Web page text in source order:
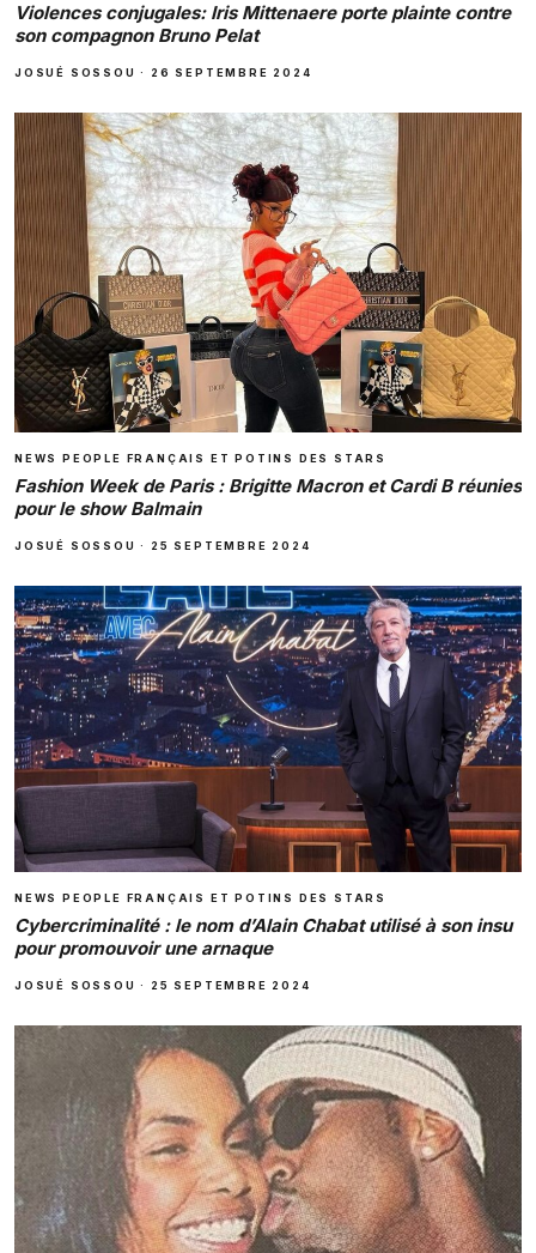
Violences conjugales: Iris Mittenaere porte plainte contre
son compagnon Bruno Pelat
JOSUÉ SOSSOU · 26 SEPTEMBRE 2024
NEWS PEOPLE FRANÇAIS ET POTINS DES STARS
Fashion Week de Paris : Brigitte Macron et Cardi B réunies
pour le show Balmain
JOSUÉ SOSSOU · 25 SEPTEMBRE 2024
NEWS PEOPLE FRANÇAIS ET POTINS DES STARS
Cybercriminalité : le nom d’Alain Chabat utilisé à son insu
pour promouvoir une arnaque
JOSUÉ SOSSOU · 25 SEPTEMBRE 2024